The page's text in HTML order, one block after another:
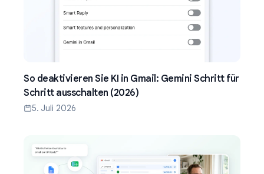
So deaktivieren Sie KI in Gmail: Gemini Schritt für
Schritt ausschalten (2026)
5. Juli 2026